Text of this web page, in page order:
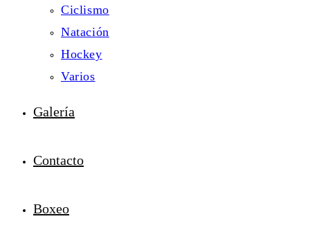
Ciclismo
Natación
Hockey
Varios
Galería
Contacto
Boxeo